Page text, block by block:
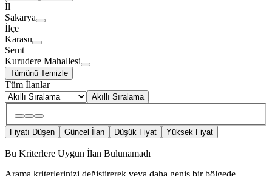
İl
Sakarya
İlçe
Karasu
Semt
Kurudere Mahallesi
Tümünü Temizle
Tüm İlanlar
Akıllı Sıralama
Fiyatı Düşen Güncel İlan Düşük Fiyat Yüksek Fiyat
Bu Kriterlere Uygun İlan Bulunamadı